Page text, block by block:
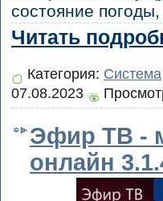
состояние
Читать
Категория: Система
07.08.2023
Эфир ТВ -
онлайн